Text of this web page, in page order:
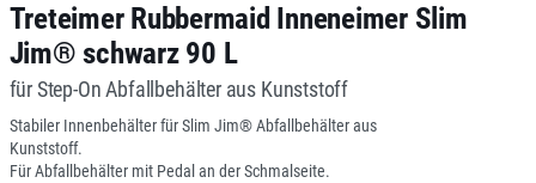
Treteimer Rubbermaid Inneneimer Slim
Jim® schwarz 90 L
für Step-On Abfallbehälter aus Kunststoff
Stabiler Innenbehälter für Slim Jim® Abfallbehälter aus
Kunststoff.
Für Abfallbehälter mit Pedal an der Schmalseite.